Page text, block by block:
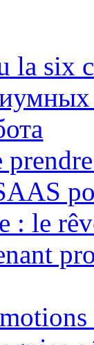
la six
: le